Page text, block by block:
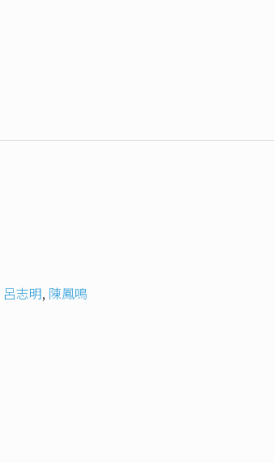
呂志明, 陳鳳鳴